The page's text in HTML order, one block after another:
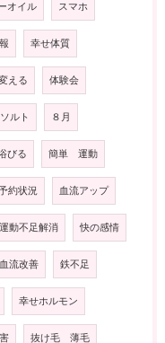
オイル スマホ
幸せ体質
える 体験会
ルト ８月
びる 簡単 運動
約状況 血流アップ
運動不足解消 快の感情
血流改善 鉄不足
幸せホルモン
抜け毛 薄毛